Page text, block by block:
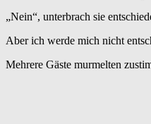
„Nein“, unterbrach sie
Aber ich werde mich nicht
Mehrere Gäste murmelten